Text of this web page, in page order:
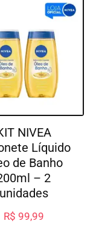
NIVEA
Líquido
de Banho
– 2
unidades
R$ 99,99